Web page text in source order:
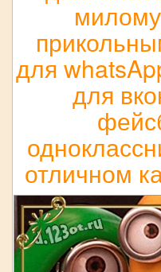
для
для
отличном